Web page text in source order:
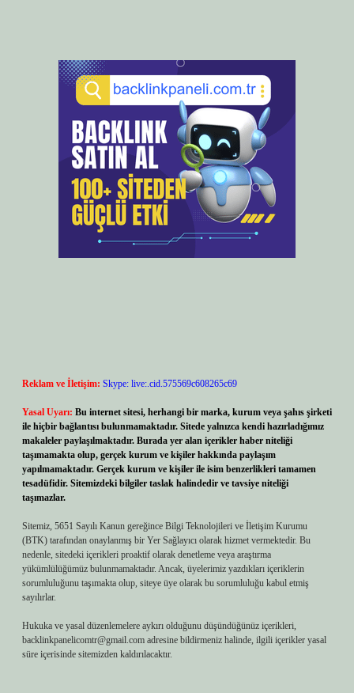
Reklam ve İletişim: Skype: live:.cid.575569c608265c69
Yasal Uyarı: Bu internet sitesi, herhangi bir marka, kurum veya şahıs şirketi
ile hiçbir bağlantısı bulunmamaktadır. Sitede yalnızca kendi hazırladığımız
makaleler paylaşılmaktadır. Burada yer alan içerikler haber niteliği
taşımamakta olup, gerçek kurum ve kişiler hakkında paylaşım
yapılmamaktadır. Gerçek kurum ve kişiler ile isim benzerlikleri tamamen
tesadüfidir. Sitemizdeki bilgiler taslak halindedir ve tavsiye niteliği
taşımazlar.
Sitemiz, 5651 Sayılı Kanun gereğince Bilgi Teknolojileri ve İletişim Kurumu
(BTK) tarafından onaylanmış bir Yer Sağlayıcı olarak hizmet vermektedir. Bu
nedenle, sitedeki içerikleri proaktif olarak denetleme veya araştırma
yükümlülüğümüz bulunmamaktadır. Ancak, üyelerimiz yazdıkları içeriklerin
sorumluluğunu taşımakta olup, siteye üye olarak bu sorumluluğu kabul etmiş
sayılırlar.
Hukuka ve yasal düzenlemelere aykırı olduğunu düşündüğünüz içerikleri,
backlinkpanelicomtr@gmail.com adresine bildirmeniz halinde, ilgili içerikler yasal
süre içerisinde sitemizden kaldırılacaktır.